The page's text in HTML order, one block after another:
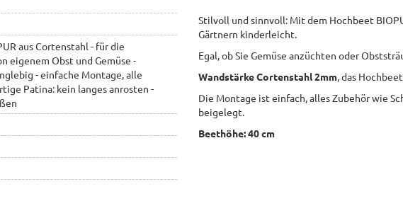
aus Cortenstahl - für die
eigenem Obst und Gemüse -
- einfache Montage, alle
Patina: kein langes anrosten -
Stilvoll und sinnvoll: Mit dem Hochbeet
Gärtnern kinderleicht.
Egal, ob Sie Gemüse anzüchten oder
Wandstärke Cortenstahl 2mm, das
Die Montage ist einfach, alles Zubehör wie
beigelegt.
Beethöhe: 40 cm